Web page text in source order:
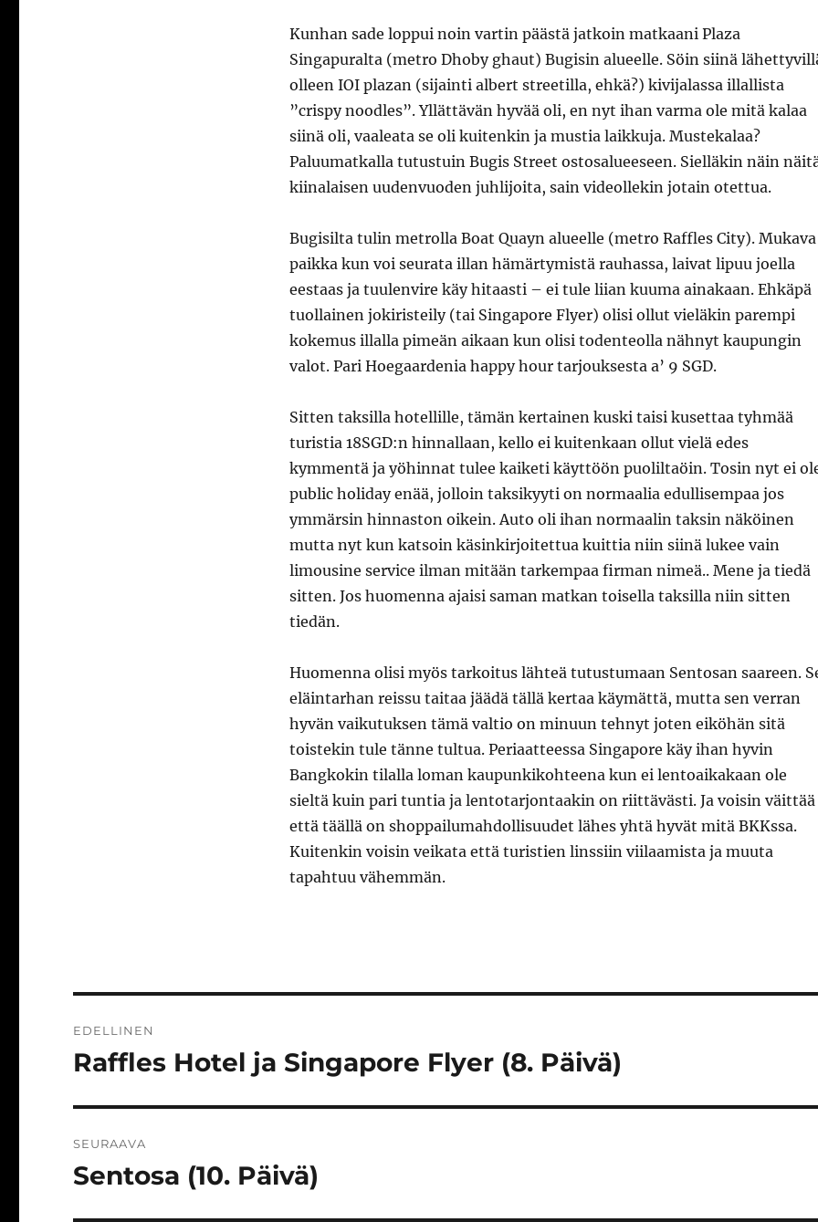
Kunhan sade loppui noin vartin päästä jatkoin matkaani Plaza
Singapuralta (metro Dhoby ghaut) Bugisin alueelle. Söin siinä
olleen IOI plazan (sijainti albert streetilla, ehkä?) kivijalassa illallista
”crispy noodles”. Yllättävän hyvää oli, en nyt ihan varma ole mitä kalaa
siinä oli, vaaleata se oli kuitenkin ja mustia laikkuja. Mustekalaa?
Paluumatkalla tutustuin Bugis Street ostosalueeseen. Sielläkin näin
kiinalaisen uudenvuoden juhlijoita, sain videollekin jotain otettua.
Bugisilta tulin metrolla Boat Quayn alueelle (metro Raffles City). Mukava
paikka kun voi seurata illan hämärtymistä rauhassa, laivat lipuu joella
eestaas ja tuulenvire käy hitaasti – ei tule liian kuuma ainakaan. Ehkäpä
tuollainen jokiristeily (tai Singapore Flyer) olisi ollut vieläkin parempi
kokemus illalla pimeän aikaan kun olisi todenteolla nähnyt kaupungin
valot. Pari Hoegaardenia happy hour tarjouksesta a’ 9 SGD.
Sitten taksilla hotellille, tämän kertainen kuski taisi kusettaa tyhmää
turistia 18SGD:n hinnallaan, kello ei kuitenkaan ollut vielä edes
kymmentä ja yöhinnat tulee kaiketi käyttöön puoliltaöin. Tosin nyt ei
public holiday enää, jolloin taksikyyti on normaalia edullisempaa jos
ymmärsin hinnaston oikein. Auto oli ihan normaalin taksin näköinen
mutta nyt kun katsoin käsinkirjoitettua kuittia niin siinä lukee vain
limousine service ilman mitään tarkempaa firman nimeä.. Mene ja tiedä
sitten. Jos huomenna ajaisi saman matkan toisella taksilla niin sitten
tiedän.
Huomenna olisi myös tarkoitus lähteä tutustumaan Sentosan saareen.
eläintarhan reissu taitaa jäädä tällä kertaa käymättä, mutta sen verran
hyvän vaikutuksen tämä valtio on minuun tehnyt joten eiköhän sitä
toistekin tule tänne tultua. Periaatteessa Singapore käy ihan hyvin
Bangkokin tilalla loman kaupunkikohteena kun ei lentoaikakaan ole
sieltä kuin pari tuntia ja lentotarjontaakin on riittävästi. Ja voisin väittää
että täällä on shoppailumahdollisuudet lähes yhtä hyvät mitä BKKssa.
Kuitenkin voisin veikata että turistien linssiin viilaamista ja muuta
tapahtuu vähemmän.
selaus
EDELLINEN
Edellinen
Raffles Hotel ja Singapore Flyer (8. Päivä)
SEURAAVA
Seuraava
Sentosa (10. Päivä)